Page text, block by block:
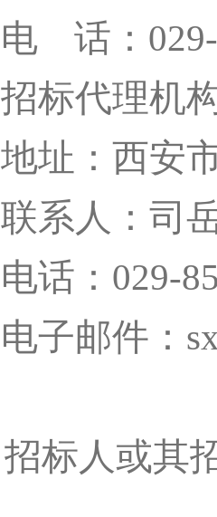
电
话：
招标代理机
地址：西安
联系人：司
电话：029-
电子邮件：
招标人或其